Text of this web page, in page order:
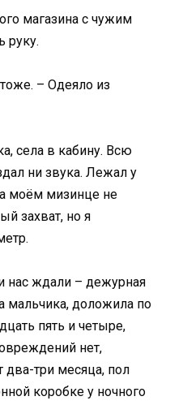
магазина с чужим
руку.
– Одеяло из
села в кабину. Всю
ни звука. Лежал у
моём мизинце не
захват, но я
нас ждали – дежурная
мальчика, доложила по
пять и четыре,
нет,
два-три месяца, пол
коробке у ночного